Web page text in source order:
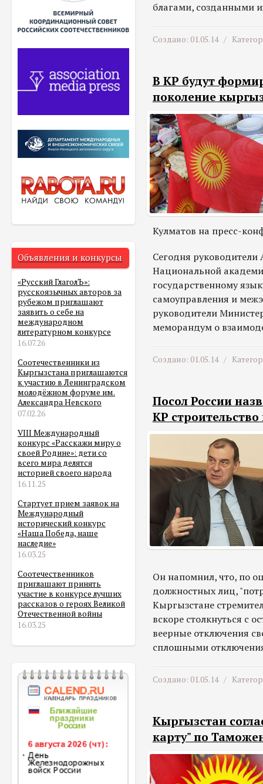
Объявления и конкурсы
«Русский ГлаголЪ»:
русскоязычных авторов за
рубежом приглашают
заявить о себе на
международном
литературном конкурсе
16.07.26
Соотечественники из
Кыргызстана приглашаются
к участию в Ленинградском
молодёжном форуме им.
Александра Невского
07.02.26
VIII Международный
конкурс «Расскажи миру о
своей Родине»: дети со
всего мира делятся
историей своего народа
16.11.25
Стартует прием заявок на
Международный
исторический конкурс
«Наша Победа, наше
наследие»
16.03.25
Соотечественников
приглашают принять
участие в конкурсе лучших
рассказов о героях Великой
Отечественной войны
16.03.25
благами, созданными
Создано: 01.05.14 /
В КР будут
поколение
Кулматов на пресс-
Сегодня
Национальной
государственному
самоуправления и
руководители
меморандум о
Создано: 01.05.14 /
Посол России
КР
Он напомнил, что, по
должностных лиц,
Кыргызстане
вскоре столкнуться с
веерные отключения
сплошными
Создано: 01.05.14 /
Кыргызстан
карту" по